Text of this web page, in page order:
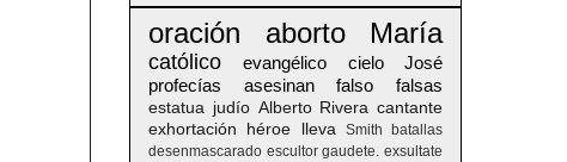
oración aborto María
católico evangélico cielo
José
profecías
asesinan falso falsas
estatua judío Alberto Rivera cantante
exhortación
héroe lleva Smith
batallas
desenmascarado escultor gaudete. exsultate